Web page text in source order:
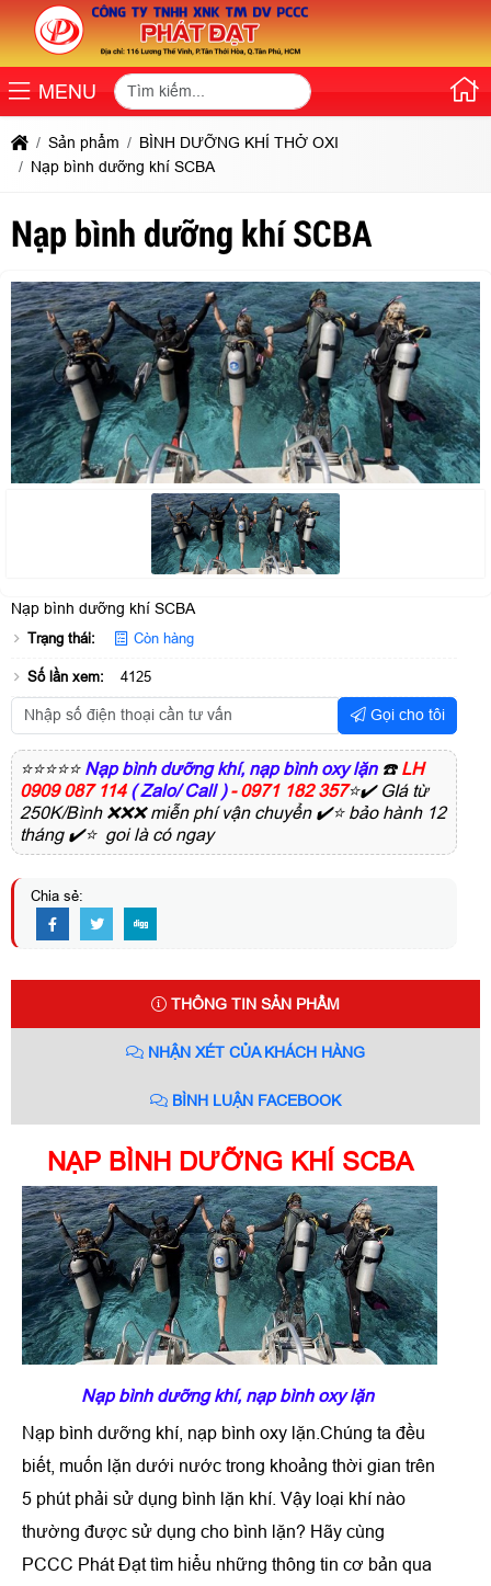
MENU
Sản phẩm
BÌNH DƯỠNG KHÍ THỞ OXI
Nạp bình dưỡng khí SCBA
Nạp bình dưỡng khí SCBA
Nạp bình dưỡng khí SCBA
Trạng thái: Còn hàng
Số lần xem: 4125
Gọi cho tôi
⭐⭐⭐⭐⭐ Nạp bình dưỡng khí, nạp bình oxy lặn ☎️ LH
0909 087 114 ( Zalo/ Call )- 0971 182 357⭐✔️ GIá từ
250K/Bình ❌❌❌ miễn phí vận chuyển ✔️⭐ bảo hành 12
tháng ✔️⭐ goi là có ngay
Chia sẻ:
THÔNG TIN SẢN PHẨM
NHẬN XÉT CỦA KHÁCH HÀNG
BÌNH LUẬN FACEBOOK
NẠP BÌNH DƯỠNG KHÍ SCBA
Nạp bình dưỡng khí, nạp bình oxy lặn
Nạp bình dưỡng khí, nạp bình oxy lặn.Chúng ta đều
biết, muốn lặn dưới nước trong khoảng thời gian trên
5 phút phải sử dụng bình lặn khí. Vậy loại khí nào
thường được sử dụng cho bình lặn? Hãy cùng
PCCC Phát Đạt tìm hiểu những thông tin cơ bản qua